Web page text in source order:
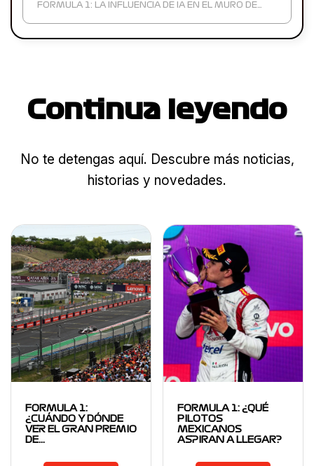
FORMULA 1: LA INFLUENCIA DE IA EN EL MURO DE…
Continua leyendo
No te detengas aquí. Descubre más noticias,
historias y novedades.
FORMULA 1:
¿CUÁNDO Y DÓNDE
VER EL GRAN PREMIO
DE…
FORMULA 1: ¿QUÉ
PILOTOS
MEXICANOS
ASPIRAN A LLEGAR?